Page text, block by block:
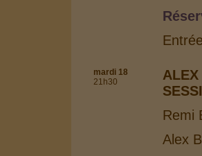
mardi 18
21h30
Remi
Alex